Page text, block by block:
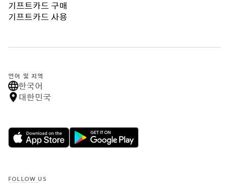
기프트카드 구매
기프트카드 사용
언어 및 지역
한국어
대한민국
FOLLOW US